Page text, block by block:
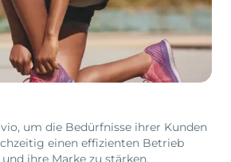
um die Bedürfnisse ihrer Kunden
einen effizienten Betrieb
ihre Marke zu stärken.